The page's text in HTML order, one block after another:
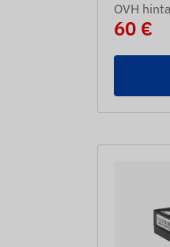
OVH
60 €